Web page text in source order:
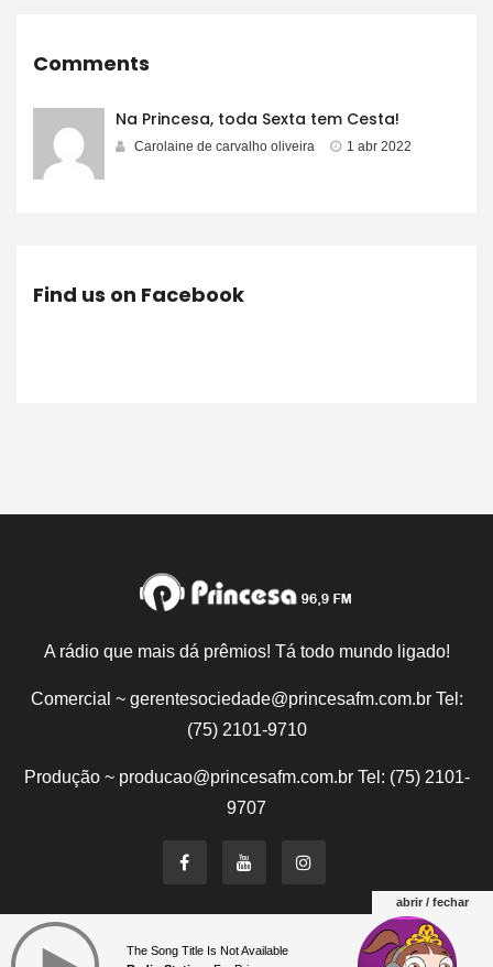
Comments
Na Princesa, toda Sexta tem Cesta!
Carolaine de carvalho oliveira 1 abr 2022
Find us on Facebook
A rádio que mais dá prêmios! Tá todo mundo ligado!
Comercial ~ gerentesociedade@princesafm.com.br Tel:
(75) 2101-9710
Produção ~ producao@princesafm.com.br Tel: (75) 2101-
9707
Um site pertencente a Fundação Santo Antônio © Todos
abrir / fechar
The Song Title Is Not Available